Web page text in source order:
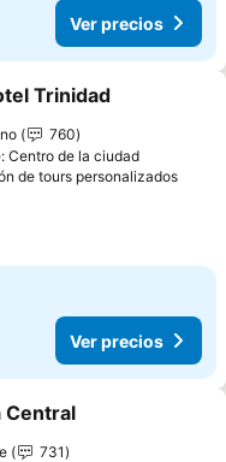
Ver precios
a favoritos
Trinidad
760
Centro de la ciudad
de tours personalizados
Ver precios
a favoritos
Central
731